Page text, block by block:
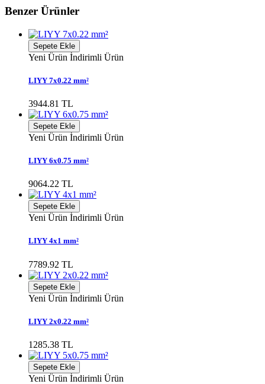
Benzer Ürünler
Sepete Ekle
Yeni Ürün İndirimli Ürün
LIYY 7x0.22 mm²
3944.81 TL
Sepete Ekle
Yeni Ürün İndirimli Ürün
LIYY 6x0.75 mm²
9064.22 TL
Sepete Ekle
Yeni Ürün İndirimli Ürün
LIYY 4x1 mm²
7789.92 TL
Sepete Ekle
Yeni Ürün İndirimli Ürün
LIYY 2x0.22 mm²
1285.38 TL
Sepete Ekle
Yeni Ürün İndirimli Ürün